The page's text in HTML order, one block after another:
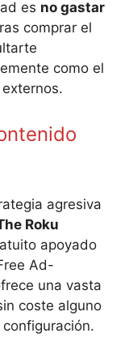
es no gastar
comprar el
como el
agresiva
Roku
apoyado
Ad-
una vasta
coste alguno